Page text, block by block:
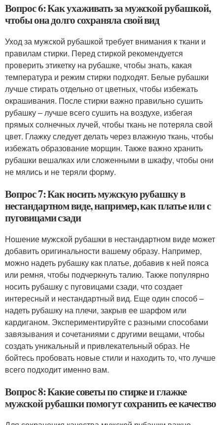
Вопрос 6: Как ухаживать за мужской рубашкой,
чтобы она долго сохраняла свой вид
Уход за мужской рубашкой требует внимания к ткани и
правилам стирки. Перед стиркой рекомендуется
проверить этикетку на рубашке, чтобы знать, какая
температура и режим стирки подходят. Белые рубашки
лучше стирать отдельно от цветных, чтобы избежать
окрашивания. После стирки важно правильно сушить
рубашку – лучше всего сушить на воздухе, избегая
прямых солнечных лучей, чтобы ткань не потеряла свой
цвет. Глажку следует делать через влажную ткань, чтобы
избежать образование морщин. Также важно хранить
рубашки вешалках или сложенными в шкафу, чтобы они
не мялись и не теряли форму.
Вопрос 7: Как носить мужскую рубашку в
нестандартном виде, например, как платье или с
пуговицами сзади
Ношение мужской рубашки в нестандартном виде может
добавить оригинальности вашему образу. Например,
можно надеть рубашку как платье, добавив к ней пояса
или ремня, чтобы подчеркнуть талию. Также популярно
носить рубашку с пуговицами сзади, что создает
интересный и нестандартный вид. Еще один способ –
надеть рубашку на плечи, закрыв ее шарфом или
кардиганом. Экспериментируйте с разными способами
завязывания и сочетаниями с другими вещами, чтобы
создать уникальный и привлекательный образ. Не
бойтесь пробовать новые стили и находить то, что лучше
всего подходит именно вам.
Вопрос 8: Какие советы по стирке и глажке
мужской рубашки помогут сохранить ее качество